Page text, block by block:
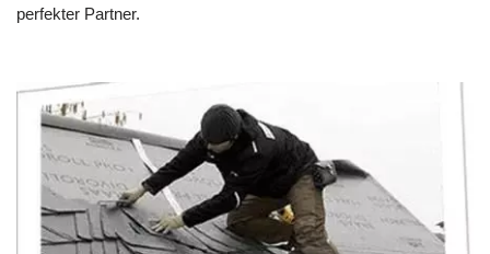
perfekter Partner.